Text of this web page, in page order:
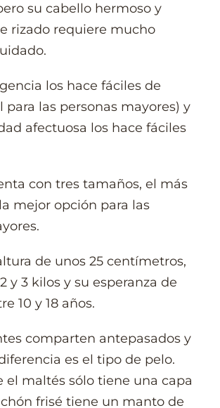
su cabello hermoso y
rizado requiere mucho
los hace fáciles de
las personas mayores) y
afectuosa los hace fáciles
con tres tamaños, el más
mejor opción para las
de unos 25 centímetros,
y 3 kilos y su esperanza de
10 y 18 años.
comparten antepasados y
es el tipo de pelo.
el maltés sólo tiene una capa
frisé tiene un manto de